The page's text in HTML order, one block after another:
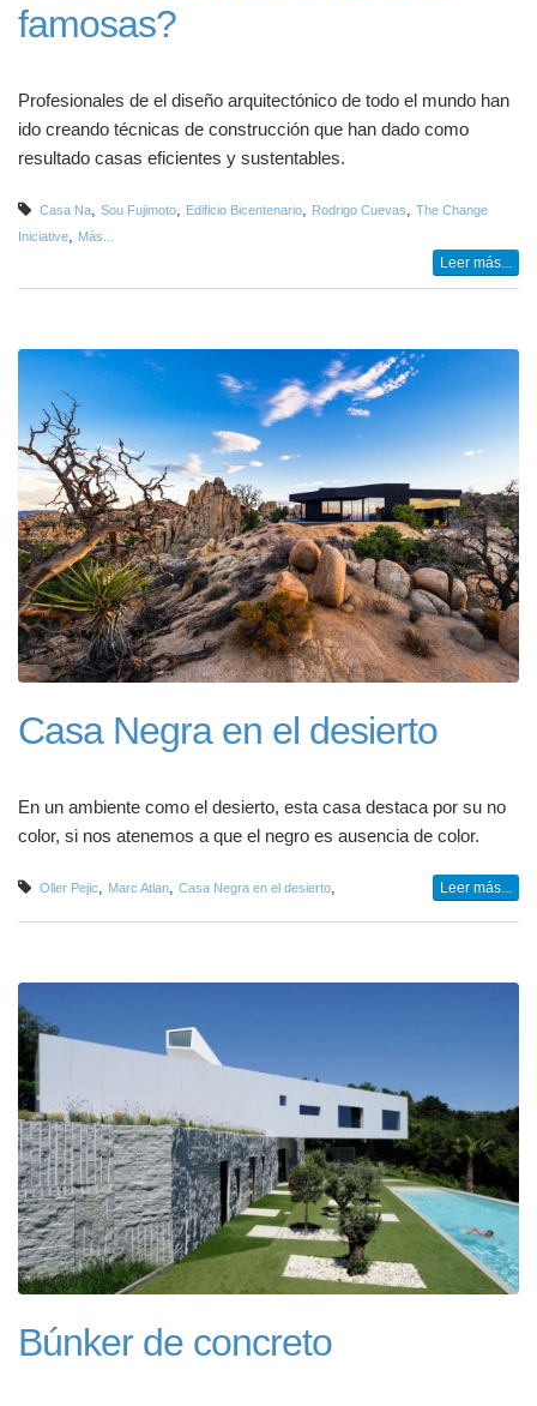
famosas?
Profesionales de el diseño arquitectónico de todo el mundo han
ido creando técnicas de construcción que han dado como
resultado casas eficientes y sustentables.
Casa Na Sou Fujimoto Edificio Bicentenario Rodrigo Cuevas
The Change
Iniciative
Más...
Leer más...
Casa Negra en el desierto
En un ambiente como el desierto, esta casa destaca por su no
color, si nos atenemos a que el negro es ausencia de color.
Oller Pejic, Marc Atlan, Casa Negra en el desierto, Leer más...
Búnker de concreto